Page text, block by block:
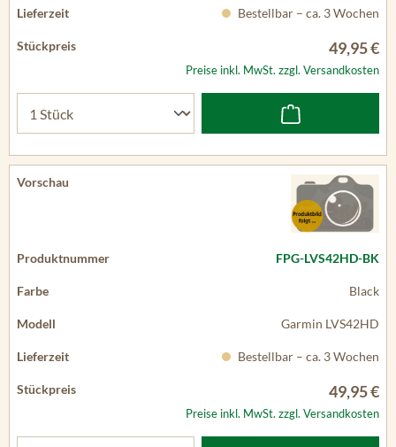
Bestellbar – ca. 3 Wochen
49,95 €
Preise inkl. MwSt. zzgl. Versandkosten
FPG-LVS42HD-BK
Black
Garmin LVS42HD
Bestellbar – ca. 3 Wochen
49,95 €
Preise inkl. MwSt. zzgl. Versandkosten